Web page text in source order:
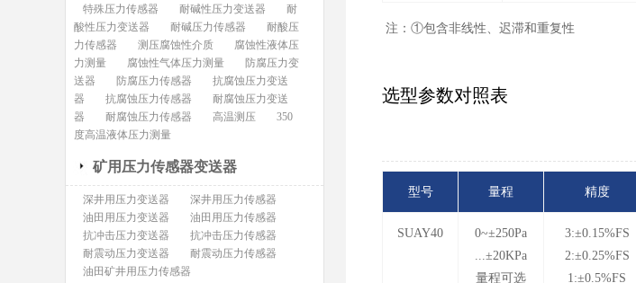
注：①包含非线性、迟滞和重复性
选型参数对照表
型号 量程 精度
SUAY40
0~±250Pa
...±20KPa
量程可选
3:±0.15%FS
2:±0.25%FS
1:±0.5%FS
特殊压力传感器
耐碱性压力变送器
耐
酸性压力变送器
耐碱压力传感器
耐酸压
力传感器
测压腐蚀性介质
腐蚀性液体压
力测量
腐蚀性气体压力测量
防腐压力变
送器
防腐压力传感器
抗腐蚀压力变送
器
抗腐蚀压力传感器
耐腐蚀压力变送
器
耐腐蚀压力传感器 高温测压
350
度高温液体压力测量
矿用压力传感器变送器
深井用压力变送器
深井用压力传感器
油田用压力变送器
油田用压力传感器
抗冲击压力变送器
抗冲击压力传感器
耐震动压力变送器
耐震动压力传感器
油田矿井用压力传感器